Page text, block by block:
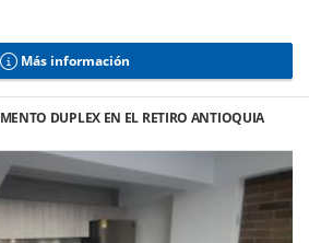
Más información
DUPLEX EN EL RETIRO ANTIOQUIA